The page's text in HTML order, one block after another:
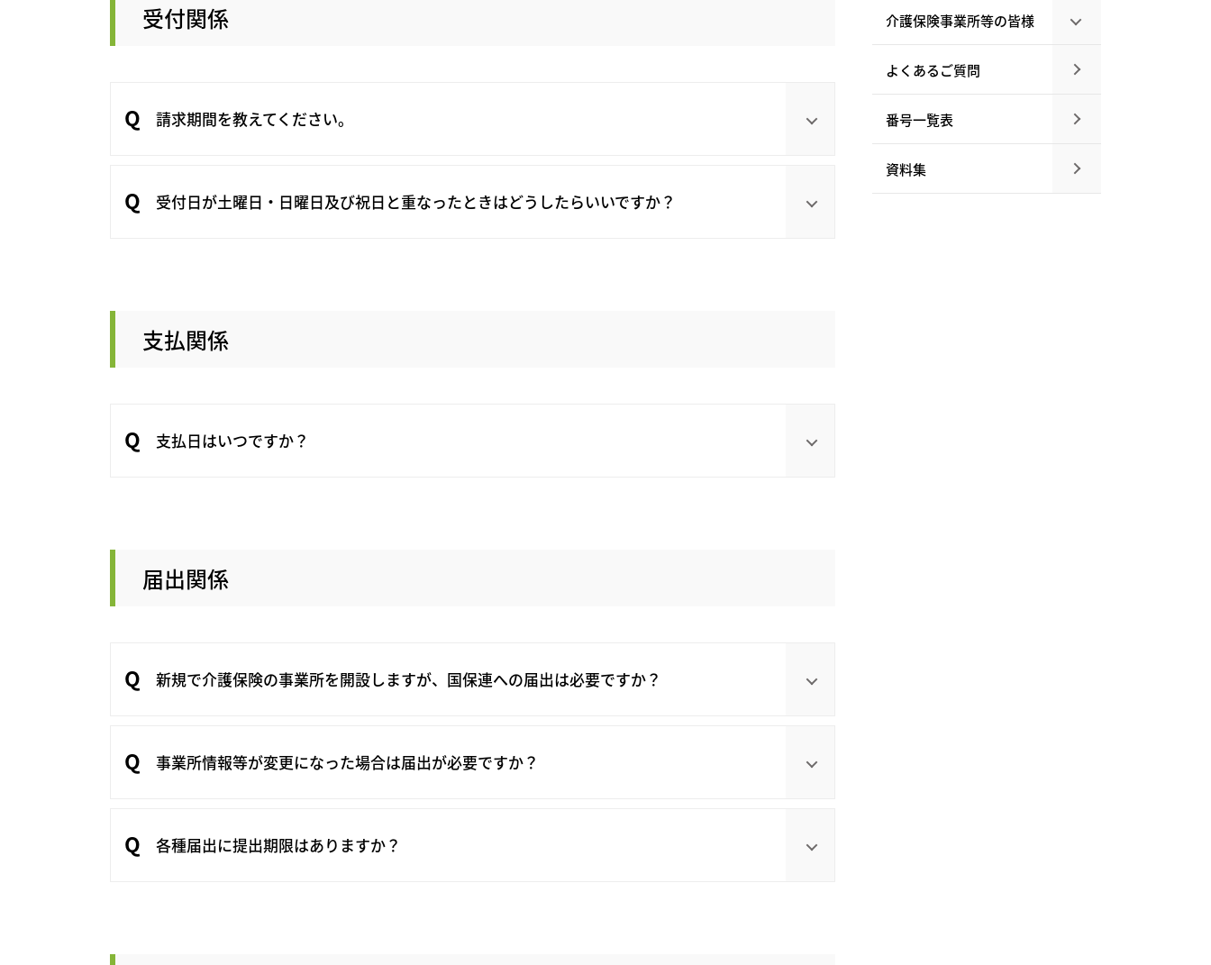
受付関係
請求期間を教えてください。
受付日が土曜日・日曜日及び祝日と重なったときはどうしたらいいですか？
支払関係
支払日はいつですか？
届出関係
新規で介護保険の事業所を開設しますが、国保連への届出は必要ですか？
事業所情報等が変更になった場合は届出が必要ですか？
各種届出に提出期限はありますか？
介護保険事業所等の皆様
よくあるご質問
番号一覧表
資料集